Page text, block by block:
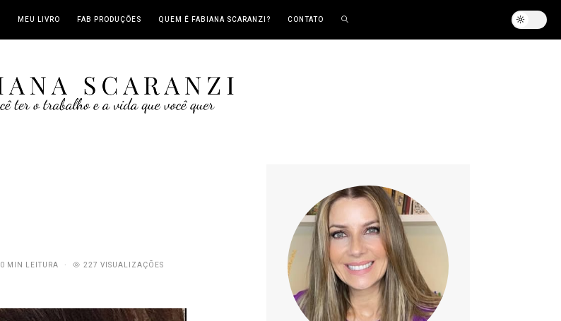
MEU LIVRO FAB PRODUÇÕES QUEM É FABIANA SCARANZI? CONTATO
0 MIN LEITURA 227 VISUALIZAÇÕES